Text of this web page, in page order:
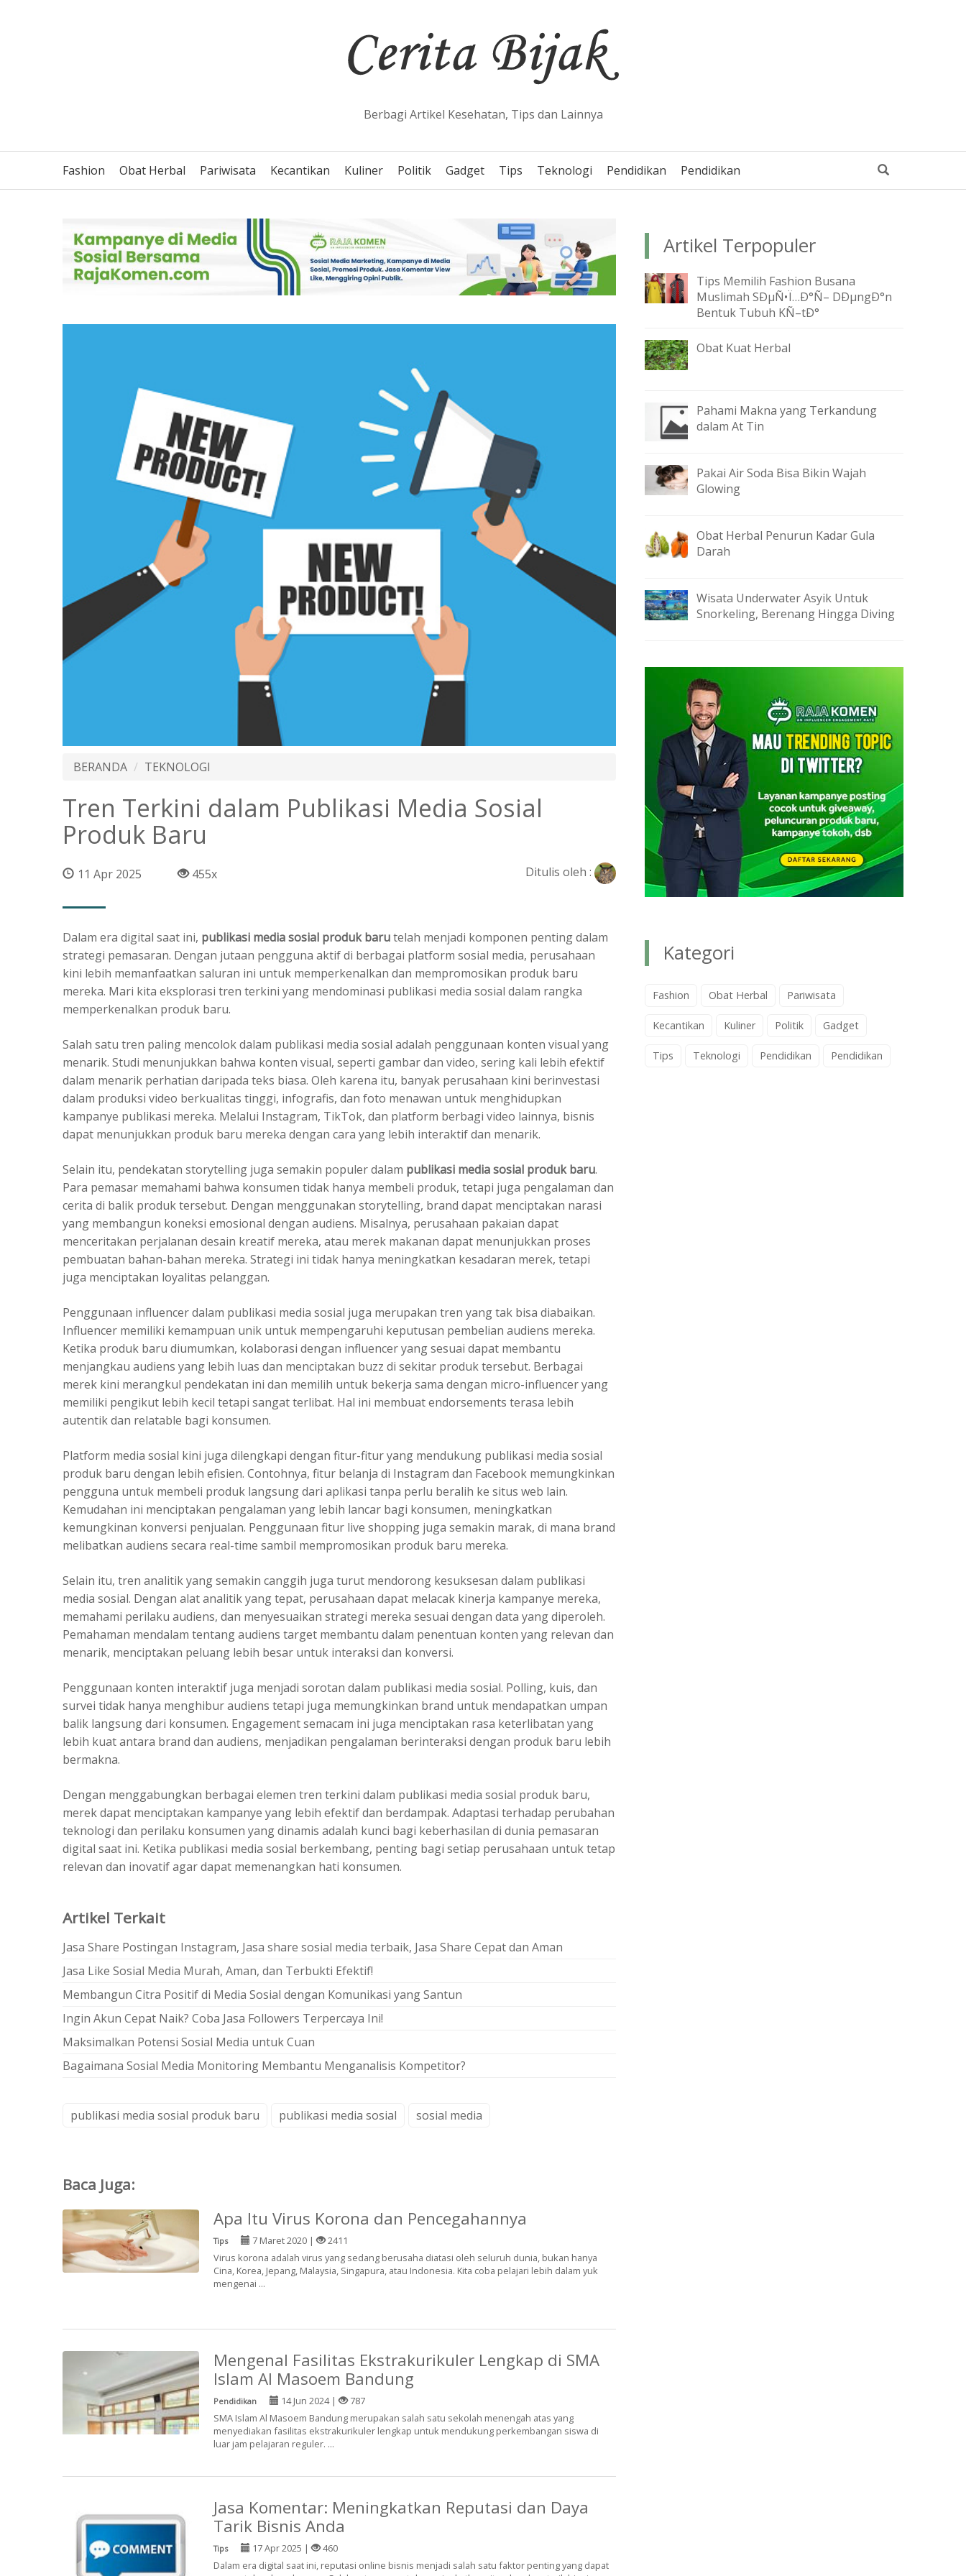
Berbagi Artikel Kesehatan, Tips dan Lainnya
Fashion Obat Herbal Pariwisata Kecantikan Kuliner Politik Gadget Tips Teknologi Pendidikan Pendidikan
BERANDA TEKNOLOGI
Tren Terkini dalam Publikasi Media Sosial
Produk Baru
11 Apr 2025 455x Ditulis oleh :
Dalam era digital saat ini, publikasi media sosial produk barutelah menjadi komponen penting dalam
strategi pemasaran. Dengan jutaan pengguna aktif di berbagai platform sosial media, perusahaan
kini lebih memanfaatkan saluran ini untuk memperkenalkan dan mempromosikan produk baru
mereka. Mari kita eksplorasi tren terkini yang mendominasi publikasi media sosial dalam rangka
memperkenalkan produk baru.
Salah satu tren paling mencolok dalam publikasi media sosial adalah penggunaan konten visual yang
menarik. Studi menunjukkan bahwa konten visual, seperti gambar dan video, sering kali lebih efektif
dalam menarik perhatian daripada teks biasa. Oleh karena itu, banyak perusahaan kini berinvestasi
dalam produksi video berkualitas tinggi, infografis, dan foto menawan untuk menghidupkan
kampanye publikasi mereka. Melalui Instagram, TikTok, dan platform berbagi video lainnya, bisnis
dapat menunjukkan produk baru mereka dengan cara yang lebih interaktif dan menarik.
Selain itu, pendekatan storytelling juga semakin populer dalam publikasi media sosial produk baru.
Para pemasar memahami bahwa konsumen tidak hanya membeli produk, tetapi juga pengalaman dan
cerita di balik produk tersebut. Dengan menggunakan storytelling, brand dapat menciptakan narasi
yang membangun koneksi emosional dengan audiens. Misalnya, perusahaan pakaian dapat
menceritakan perjalanan desain kreatif mereka, atau merek makanan dapat menunjukkan proses
pembuatan bahan-bahan mereka. Strategi ini tidak hanya meningkatkan kesadaran merek, tetapi
juga menciptakan loyalitas pelanggan.
Penggunaan influencer dalam publikasi media sosial juga merupakan tren yang tak bisa diabaikan.
Influencer memiliki kemampuan unik untuk mempengaruhi keputusan pembelian audiens mereka.
Ketika produk baru diumumkan, kolaborasi dengan influencer yang sesuai dapat membantu
menjangkau audiens yang lebih luas dan menciptakan buzz di sekitar produk tersebut. Berbagai
merek kini merangkul pendekatan ini dan memilih untuk bekerja sama dengan micro-influencer yang
memiliki pengikut lebih kecil tetapi sangat terlibat. Hal ini membuat endorsements terasa lebih
autentik dan relatable bagi konsumen.
Platform media sosial kini juga dilengkapi dengan fitur-fitur yang mendukung publikasi media sosial
produk baru dengan lebih efisien. Contohnya, fitur belanja di Instagram dan Facebook memungkinkan
pengguna untuk membeli produk langsung dari aplikasi tanpa perlu beralih ke situs web lain.
Kemudahan ini menciptakan pengalaman yang lebih lancar bagi konsumen, meningkatkan
kemungkinan konversi penjualan. Penggunaan fitur live shopping juga semakin marak, di mana brand
melibatkan audiens secara real-time sambil mempromosikan produk baru mereka.
Selain itu, tren analitik yang semakin canggih juga turut mendorong kesuksesan dalam publikasi
media sosial. Dengan alat analitik yang tepat, perusahaan dapat melacak kinerja kampanye mereka,
memahami perilaku audiens, dan menyesuaikan strategi mereka sesuai dengan data yang diperoleh.
Pemahaman mendalam tentang audiens target membantu dalam penentuan konten yang relevan dan
menarik, menciptakan peluang lebih besar untuk interaksi dan konversi.
Penggunaan konten interaktif juga menjadi sorotan dalam publikasi media sosial. Polling, kuis, dan
survei tidak hanya menghibur audiens tetapi juga memungkinkan brand untuk mendapatkan umpan
balik langsung dari konsumen. Engagement semacam ini juga menciptakan rasa keterlibatan yang
lebih kuat antara brand dan audiens, menjadikan pengalaman berinteraksi dengan produk baru lebih
bermakna.
Dengan menggabungkan berbagai elemen tren terkini dalam publikasi media sosial produk baru,
merek dapat menciptakan kampanye yang lebih efektif dan berdampak. Adaptasi terhadap perubahan
teknologi dan perilaku konsumen yang dinamis adalah kunci bagi keberhasilan di dunia pemasaran
digital saat ini. Ketika publikasi media sosial berkembang, penting bagi setiap perusahaan untuk tetap
relevan dan inovatif agar dapat memenangkan hati konsumen.
Artikel Terkait
Jasa Share Postingan Instagram, Jasa share sosial media terbaik, Jasa Share Cepat dan Aman
Jasa Like Sosial Media Murah, Aman, dan Terbukti Efektif!
Membangun Citra Positif di Media Sosial dengan Komunikasi yang Santun
Ingin Akun Cepat Naik? Coba Jasa Followers Terpercaya Ini!
Maksimalkan Potensi Sosial Media untuk Cuan
Bagaimana Sosial Media Monitoring Membantu Menganalisis Kompetitor?
publikasi media sosial produk baru publikasi media sosial sosial media
Baca Juga:
Apa Itu Virus Korona dan Pencegahannya
Tips 7 Maret 2020 |
2411
Virus korona adalah virus yang sedang berusaha diatasi oleh seluruh dunia, bukan hanya
Cina, Korea, Jepang, Malaysia, Singapura, atau Indonesia. Kita coba pelajari lebih dalam yuk
mengenai ...
Mengenal Fasilitas Ekstrakurikuler Lengkap di SMA
Islam Al Masoem Bandung
Pendidikan 14 Jun 2024 |
787
SMA Islam Al Masoem Bandung merupakan salah satu sekolah menengah atas yang
menyediakan fasilitas ekstrakurikuler lengkap untuk mendukung perkembangan siswa di
luar jam pelajaran reguler. ...
Jasa Komentar: Meningkatkan Reputasi dan Daya
Tarik Bisnis Anda
Tips 17 Apr 2025 |
460
Dalam era digital saat ini, reputasi online bisnis menjadi salah satu faktor penting yang dapat
Artikel Terpopuler
Tips Memilih Fashion Busana
Muslimah SÐµÑ•Ï…Ð°Ñ– DÐµngÐ°n
Bentuk Tubuh KÑ–tÐ°
Obat Kuat Herbal
Pahami Makna yang Terkandung
dalam At Tin
Pakai Air Soda Bisa Bikin Wajah
Glowing
Obat Herbal Penurun Kadar Gula
Darah
Wisata Underwater Asyik Untuk
Snorkeling, Berenang Hingga Diving
Kategori
Fashion Obat Herbal Pariwisata
Kecantikan Kuliner Politik Gadget
Tips Teknologi Pendidikan Pendidikan